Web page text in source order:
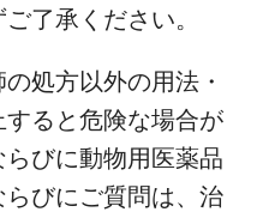
了承ください。
処方以外の用法・
ると危険な場合が
びに動物用医薬品
びにご質問は、治